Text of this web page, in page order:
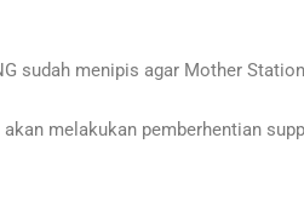
sudah menipis agar Mother
melakukan pemberhentian